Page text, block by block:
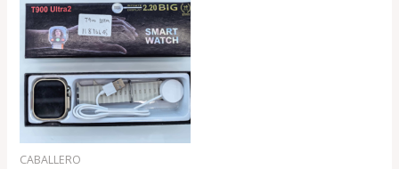
CABALLERO
original
era:
.
₡3,800
actual
es:
.
₡2,800